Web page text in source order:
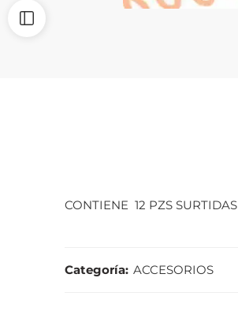
CONTIENE 12 PZS SURTIDAS
Categoría: ACCESORIOS